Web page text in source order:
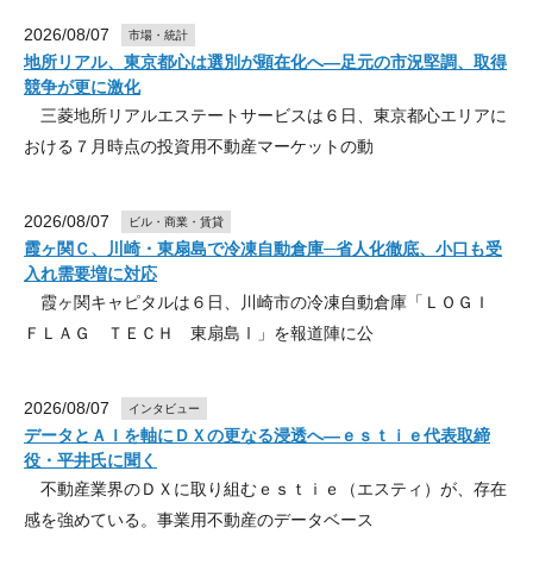
2026/08/07 市場・統計
地所リアル、東京都心は選別が顕在化へ―足元の市況堅調、取得
競争が更に激化
三菱地所リアルエステートサービスは６日、東京都心エリアに
おける７月時点の投資用不動産マーケットの動
2026/08/07 ビル・商業・賃貸
霞ヶ関Ｃ、川崎・東扇島で冷凍自動倉庫─省人化徹底、小口も受
入れ需要増に対応
霞ヶ関キャピタルは６日、川崎市の冷凍自動倉庫「ＬＯＧＩ
ＦＬＡＧ ＴＥＣＨ 東扇島Ⅰ」を報道陣に公
2026/08/07 インタビュー
データとＡＩを軸にＤＸの更なる浸透へ―ｅｓｔｉｅ代表取締
役・平井氏に聞く
不動産業界のＤＸに取り組むｅｓｔｉｅ（エスティ）が、存在
感を強めている。事業用不動産のデータベース